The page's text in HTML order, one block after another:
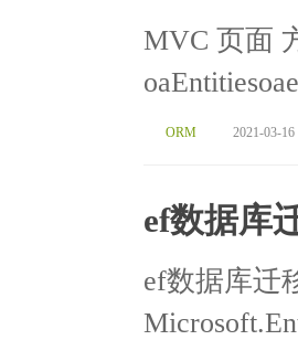
MVC 页面
ORM 2021-03-16
ef数据库
ef数据库迁